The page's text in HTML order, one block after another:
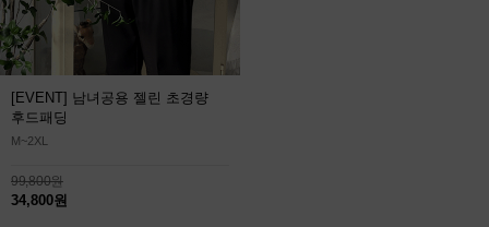
[EVENT] 남녀공용 젤린 초경량
후드패딩
M~2XL
99,800원
34,800원